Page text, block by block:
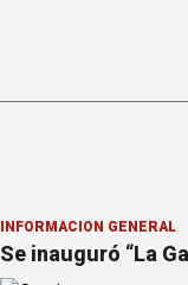
INFORMACION GENERAL
Se inauguró “La